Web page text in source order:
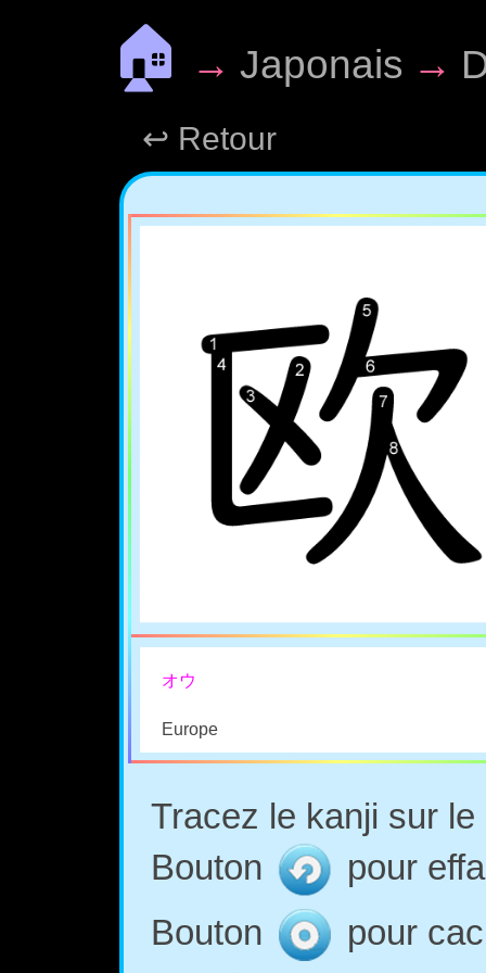
🏠 → Japonais →
↩ Retour
オウ
Europe
Tracez le kanji sur
Bouton
pour
Bouton
pour